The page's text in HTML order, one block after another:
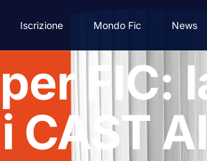
Iscrizione Mondo Fic News
FIC:
CAST